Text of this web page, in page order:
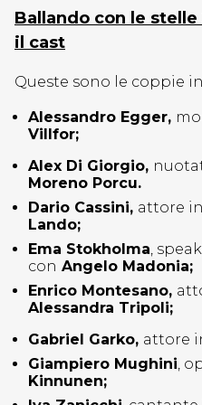
Ballando con le
il cast
Queste sono le coppie
Alessandro Egger,
Villfor;
Alex Di Giorgio,
Moreno Porcu.
Dario Cassini, attore
Lando;
Ema Stokholma,
con Angelo Madonia;
Enrico Montesano,
Alessandra Tripoli;
Gabriel Garko, attore
Giampiero Mughini,
Kinnunen;